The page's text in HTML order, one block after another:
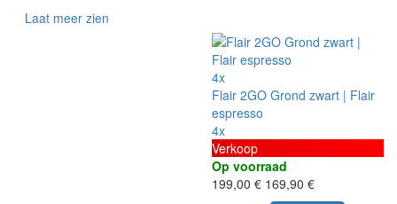
Laat meer zien
4x
Flair 2GO Grond zwart | Flair
espresso
4x
Verkoop
Op voorraad
199,00 € 169,90 €